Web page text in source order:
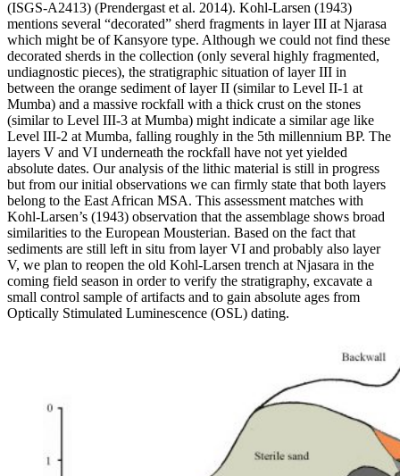
(ISGS-A2413) (Prendergast et al. 2014). Kohl-Larsen (1943)
mentions several “decorated” sherd fragments in layer III at Njarasa
which might be of Kansyore type. Although we could not find these
decorated sherds in the collection (only several highly fragmented,
undiagnostic pieces), the stratigraphic situation of layer III in
between the orange sediment of layer II (similar to Level II-1 at
Mumba) and a massive rockfall with a thick crust on the stones
(similar to Level III-3 at Mumba) might indicate a similar age like
Level III-2 at Mumba, falling roughly in the 5th millennium BP. The
layers V and VI underneath the rockfall have not yet yielded
absolute dates. Our analysis of the lithic material is still in progress
but from our initial observations we can firmly state that both layers
belong to the East African MSA. This assessment matches with
Kohl-Larsen’s (1943) observation that the assemblage shows broad
similarities to the European Mousterian. Based on the fact that
sediments are still left in situ from layer VI and probably also layer
V, we plan to reopen the old Kohl-Larsen trench at Njasara in the
coming field season in order to verify the stratigraphy, excavate a
small control sample of artifacts and to gain absolute ages from
Optically Stimulated Luminescence (OSL) dating.